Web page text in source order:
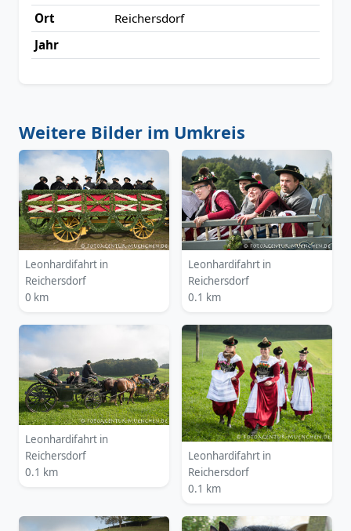
Ort
Reichersdorf
Jahr
Weitere Bilder im Umkreis
Leonhardifahrt in
Reichersdorf
0 km
Leonhardifahrt in
Reichersdorf
0.1 km
Leonhardifahrt in
Reichersdorf
0.1 km
Leonhardifahrt in
Reichersdorf
0.1 km